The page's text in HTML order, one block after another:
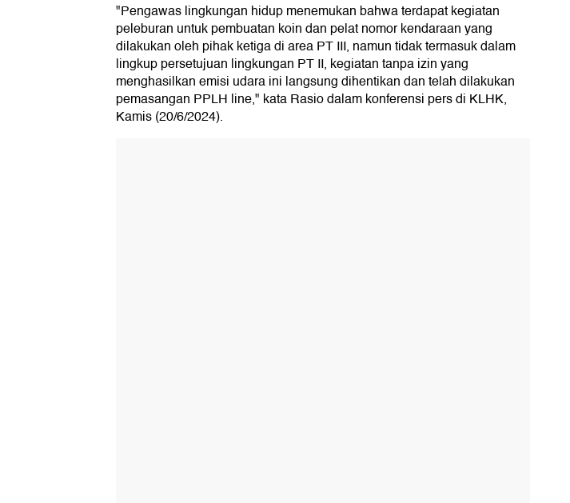
"Pengawas lingkungan hidup menemukan bahwa terdapat kegiatan
peleburan untuk pembuatan koin dan pelat nomor kendaraan yang
dilakukan oleh pihak ketiga di area PT III, namun tidak termasuk dalam
lingkup persetujuan lingkungan PT II, kegiatan tanpa izin yang
menghasilkan emisi udara ini langsung dihentikan dan telah dilakukan
pemasangan PPLH line," kata Rasio dalam konferensi pers di KLHK,
Kamis (20/6/2024).